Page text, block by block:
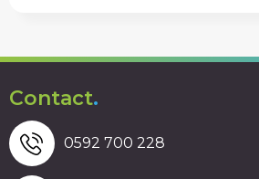
Contact.
0592 700 228